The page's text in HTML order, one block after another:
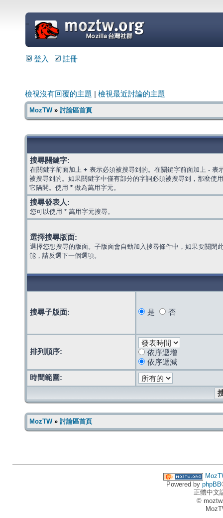
=
登入 註冊
檢視沒有回覆的主題 檢視最近討論的主題
MozTW» 討論區首頁
搜尋關鍵字:
在關鍵字前面加上 + 表示必須被搜尋到的。在關鍵字前面加上 - 表
被搜尋到的。如果關鍵字中僅有部分的字詞必須被搜尋到，那麼使
它隔開。使用 * 做為萬用字元。
搜尋發表人:
您可以使用 * 萬用字元搜尋。
選擇搜尋版面:
選擇您想搜尋的版面。子版面會自動加入搜尋條件中，如果要關閉
能，請反選下一個選項。
搜尋子版面: 是 否
排列順序:
依序遞增
依序遞減
時間範圍:
MozTW» 討論區首頁
Powered by phpBB
正體中文
©